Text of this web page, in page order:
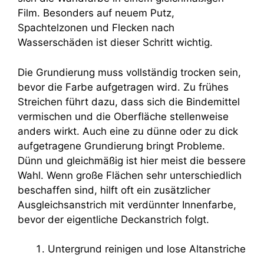
Film. Besonders auf neuem Putz,
Spachtelzonen und Flecken nach
Wasserschäden ist dieser Schritt wichtig.
Die Grundierung muss vollständig trocken sein,
bevor die Farbe aufgetragen wird. Zu frühes
Streichen führt dazu, dass sich die Bindemittel
vermischen und die Oberfläche stellenweise
anders wirkt. Auch eine zu dünne oder zu dick
aufgetragene Grundierung bringt Probleme.
Dünn und gleichmäßig ist hier meist die bessere
Wahl. Wenn große Flächen sehr unterschiedlich
beschaffen sind, hilft oft ein zusätzlicher
Ausgleichsanstrich mit verdünnter Innenfarbe,
bevor der eigentliche Deckanstrich folgt.
Untergrund reinigen und lose Altanstriche